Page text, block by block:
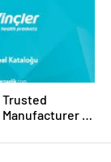
Trusted
in